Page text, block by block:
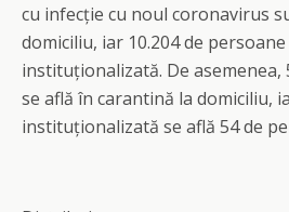
cu infecție cu noul coronavirus
domiciliu, iar 10.204 de
instituționalizată. De asemenea,
se află în carantină la domiciliu,
instituționalizată se află 54 de